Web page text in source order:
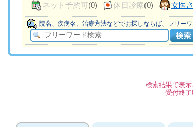
ネット予約可(0) 休日診療(0) 女医
院名、疾病名、治療方法などでお探しならば、フリー
検索結果で表
受付終